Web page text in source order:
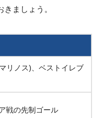
ましょう。
リノス)、ベストイレブ
戦の先制ゴール